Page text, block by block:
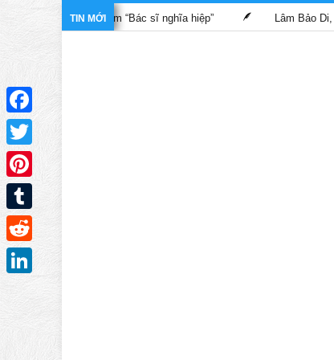
TIN MỚI
trong phim “Bác sĩ nghĩa hiệp” Lâm Bảo Di, Trần
Facebook
Twitter
Pinterest
Tumblr
Reddit